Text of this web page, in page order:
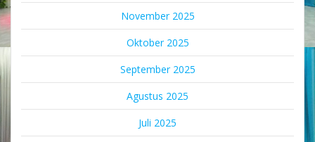
November 2025
Oktober 2025
September 2025
Agustus 2025
Juli 2025